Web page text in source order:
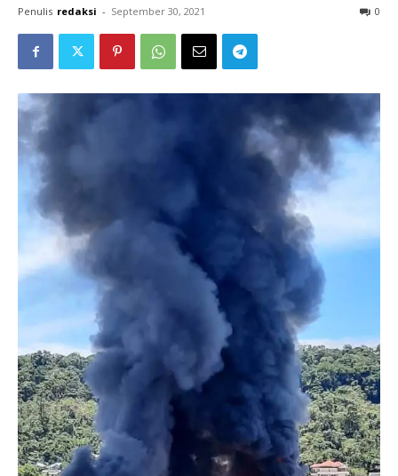
Penulis redaksi - September 30, 2021 0